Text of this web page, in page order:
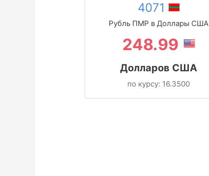
4071
Рубль ПМР в Доллары США
248.99
Долларов США
по курсу: 16.3500